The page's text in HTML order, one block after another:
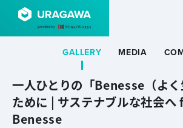
GALLERY MEDIA
一人ひとりの「Benesse（よ
ために | サステナブルな社会
Benesse